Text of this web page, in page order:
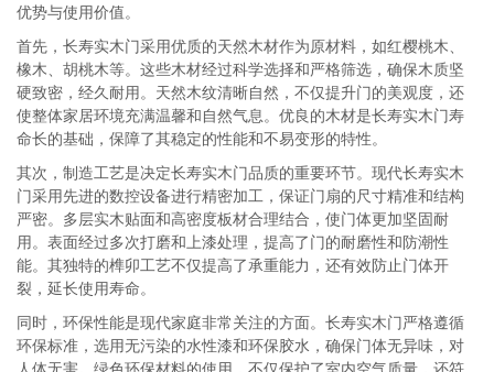
优势与使用价值。
首先，长寿实木门采用优质的天然木材作为原材料，如红樱桃木、
橡木、胡桃木等。这些木材经过科学选择和严格筛选，确保木质坚
硬致密，经久耐用。天然木纹清晰自然，不仅提升门的美观度，还
使整体家居环境充满温馨和自然气息。优良的木材是长寿实木门寿
命长的基础，保障了其稳定的性能和不易变形的特性。
其次，制造工艺是决定长寿实木门品质的重要环节。现代长寿实木
门采用先进的数控设备进行精密加工，保证门扇的尺寸精准和结构
严密。多层实木贴面和高密度板材合理结合，使门体更加坚固耐
用。表面经过多次打磨和上漆处理，提高了门的耐磨性和防潮性
能。其独特的榫卯工艺不仅提高了承重能力，还有效防止门体开
裂，延长使用寿命。
同时，环保性能是现代家庭非常关注的方面。长寿实木门严格遵循
环保标准，选用无污染的水性漆和环保胶水，确保门体无异味，对